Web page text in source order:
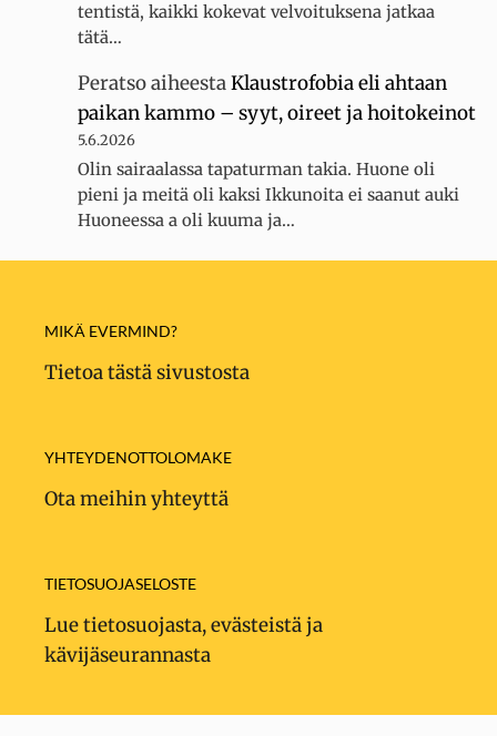
tentistä, kaikki kokevat velvoituksena jatkaa
tätä…
PeratsoaiheestaKlaustrofobia eli ahtaan
paikan kammo – syyt, oireet ja hoitokeinot
5.6.2026
Olin sairaalassa tapaturman takia. Huone oli
pieni ja meitä oli kaksi Ikkunoita ei saanut auki
Huoneessa a oli kuuma ja…
MIKÄ EVERMIND?
Tietoa tästä sivustosta
YHTEYDENOTTOLOMAKE
Ota meihin yhteyttä
TIETOSUOJASELOSTE
Lue tietosuojasta, evästeistä ja
kävijäseurannasta